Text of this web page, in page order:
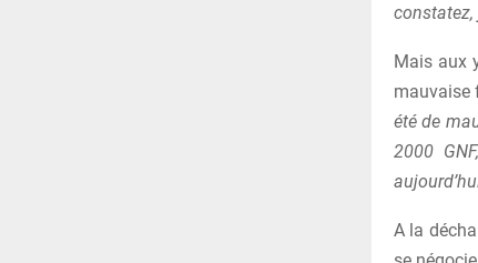
constatez,
Mais aux
mauvaise
été de
2000
A la